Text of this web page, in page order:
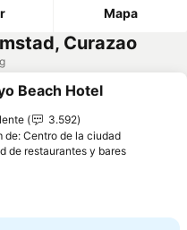
Mapa
Curazao
a favoritos
Beach Hotel
3.592
de: Centro de la ciudad
de restaurantes y baresVer